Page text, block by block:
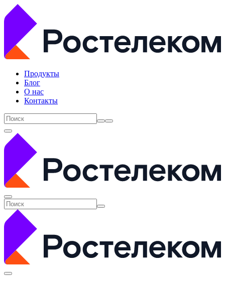
Продукты
Блог
О нас
Контакты